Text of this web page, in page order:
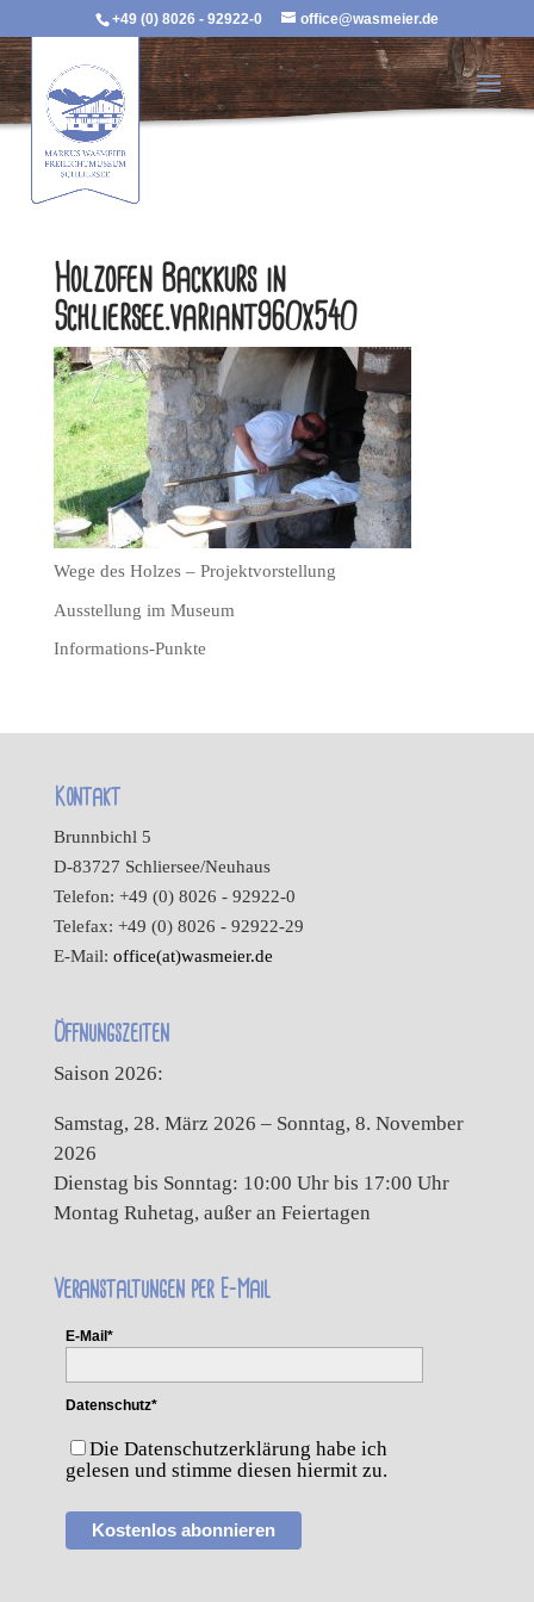
+49 (0) 8026 - 92922-0 office@wasmeier.de
Holzofen Backkurs in
Schliersee.variant960x540
Wege des Holzes – Projektvorstellung
Ausstellung im Museum
Informations-Punkte
Kontakt
Brunnbichl 5
D-83727 Schliersee/Neuhaus
Telefon: +49 (0) 8026 - 92922-0
Telefax: +49 (0) 8026 - 92922-29
E-Mail: office(at)wasmeier.de
Öffnungszeiten
Saison 2026:
Samstag, 28. März 2026 – Sonntag, 8. November
2026
Dienstag bis Sonntag: 10:00 Uhr bis 17:00 Uhr
Montag Ruhetag, außer an Feiertagen
Veranstaltungen per E-Mail
E-Mail*
Datenschutz*
Die Datenschutzerklärung habe ich
gelesen und stimme diesen hiermit zu.
Kostenlos abonnieren